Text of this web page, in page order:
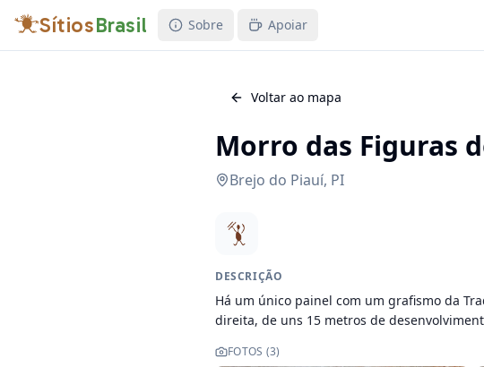
SítiosBrasil Sobre Apoiar
Voltar ao mapa
Morro das Figuras
Brejo do Piauí, PI
DESCRIÇÃO
Há um único painel com um grafismo da
direita, de uns 15 metros de
FOTOS (3)